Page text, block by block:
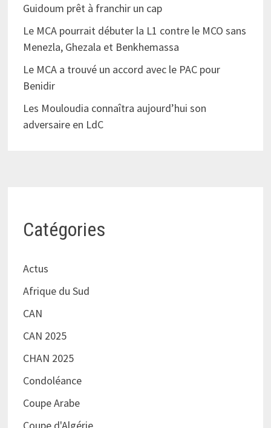
Guidoum prêt à franchir un cap
Le MCA pourrait débuter la L1 contre le MCO sans
Menezla, Ghezala et Benkhemassa
Le MCA a trouvé un accord avec le PAC pour
Benidir
Les Mouloudia connaîtra aujourd’hui son
adversaire en LdC
Catégories
Actus
Afrique du Sud
CAN
CAN 2025
CHAN 2025
Condoléance
Coupe Arabe